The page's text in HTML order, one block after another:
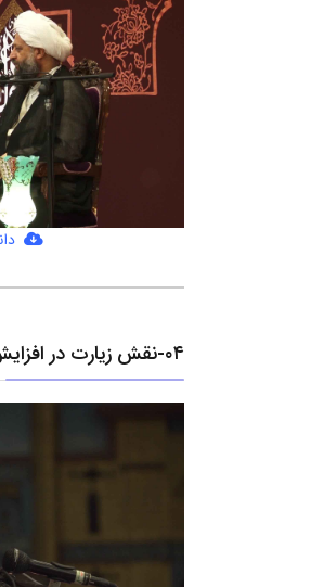
۰۴-نقش زیارت در افزایش معرفت